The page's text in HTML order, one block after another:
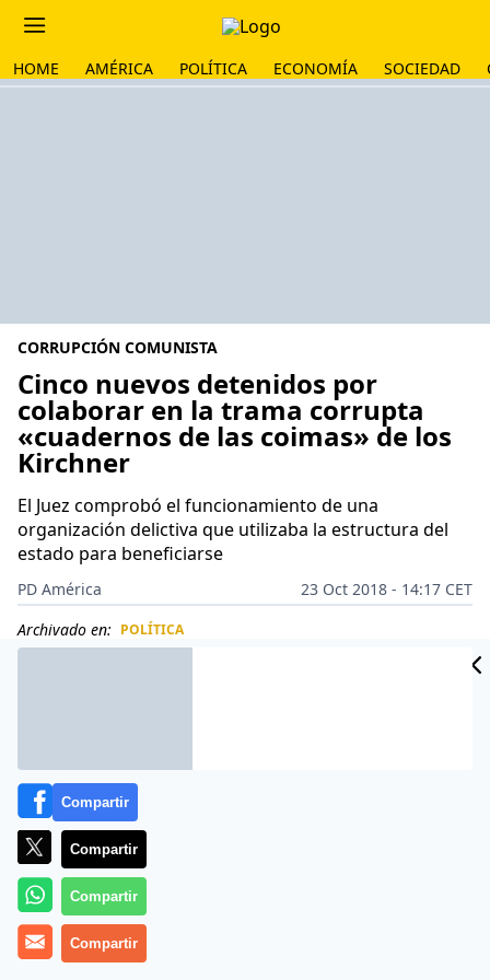
HOME AMÉRICA POLÍTICA ECONOMÍA SOCIEDAD
CORRUPCIÓN COMUNISTA
Cinco nuevos detenidos por
colaborar en la trama corrupta
«cuadernos de las coimas» de los
Kirchner
El Juez comprobó el funcionamiento de una
organización delictiva que utilizaba la estructura del
estado para beneficiarse
PD América
23 Oct 2018 - 14:17 CET
Archivado en: POLÍTICA
Compartir
Compartir
Compartir
Compartir